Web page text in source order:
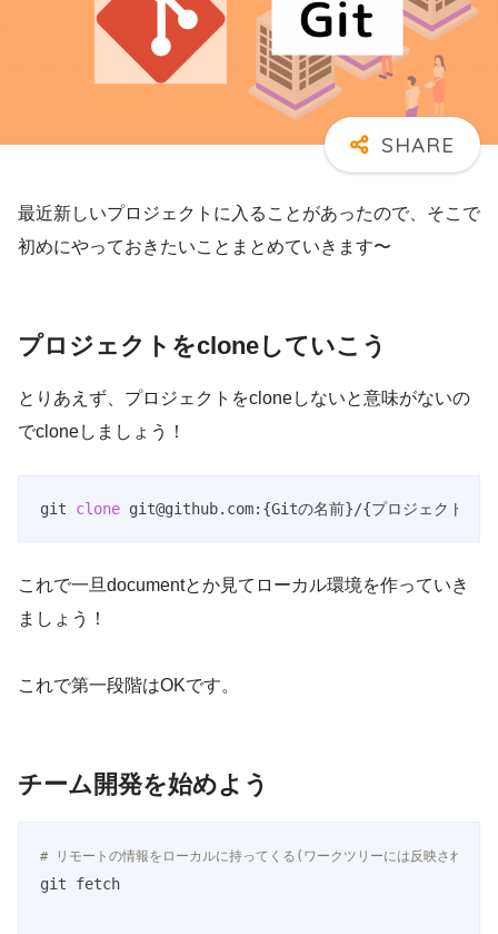
最近新しいプロジェクトに入ることがあったので、そこで
初めにやっておきたいことまとめていきます〜
プロジェクトをcloneしていこう
とりあえず、プロジェクトをcloneしないと意味がないの
でcloneしましょう！
git clone git@github.com:{Gitの名前}/{プロジェクト名
これで一旦documentとか見てローカル環境を作っていき
ましょう！
これで第一段階はOKです。
チーム開発を始めよう
# リモートの情報をローカルに持ってくる(ワークツリーには反映されない)
git fetch